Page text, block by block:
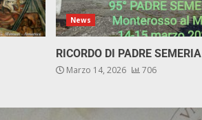
News
RICORDO DI PADRE SEMERIA
Marzo 14, 2026 706